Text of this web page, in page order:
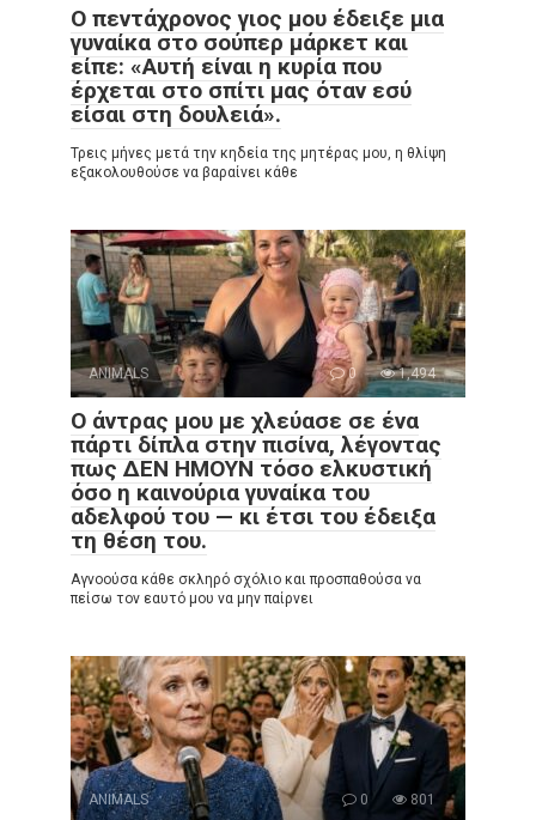
Ο πεντάχρονος γιος μου έδειξε μια
γυναίκα στο σούπερ μάρκετ και
είπε: «Αυτή είναι η κυρία που
έρχεται στο σπίτι μας όταν εσύ
είσαι στη δουλειά».
Τρεις μήνες μετά την κηδεία της μητέρας μου, η θλίψη
εξακολουθούσε να βαραίνει κάθε
ANIMALS 0 1,494
Ο άντρας μου με χλεύασε σε ένα
πάρτι δίπλα στην πισίνα, λέγοντας
πως ΔΕΝ ΗΜΟΥΝ τόσο ελκυστική
όσο η καινούρια γυναίκα του
αδελφού του — κι έτσι του έδειξα
τη θέση του.
Αγνοούσα κάθε σκληρό σχόλιο και προσπαθούσα να
πείσω τον εαυτό μου να μην παίρνει
ANIMALS 0 801